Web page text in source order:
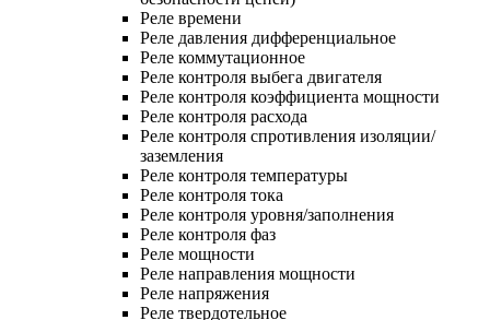
Реле времени
Реле давления дифференциальное
Реле коммутационное
Реле контроля выбега двигателя
Реле контроля коэффициента мощности
Реле контроля расхода
Реле контроля спротивления изоляции/
заземления
Реле контроля температуры
Реле контроля тока
Реле контроля уровня/заполнения
Реле контроля фаз
Реле мощности
Реле направления мощности
Реле напряжения
Реле твердотельное